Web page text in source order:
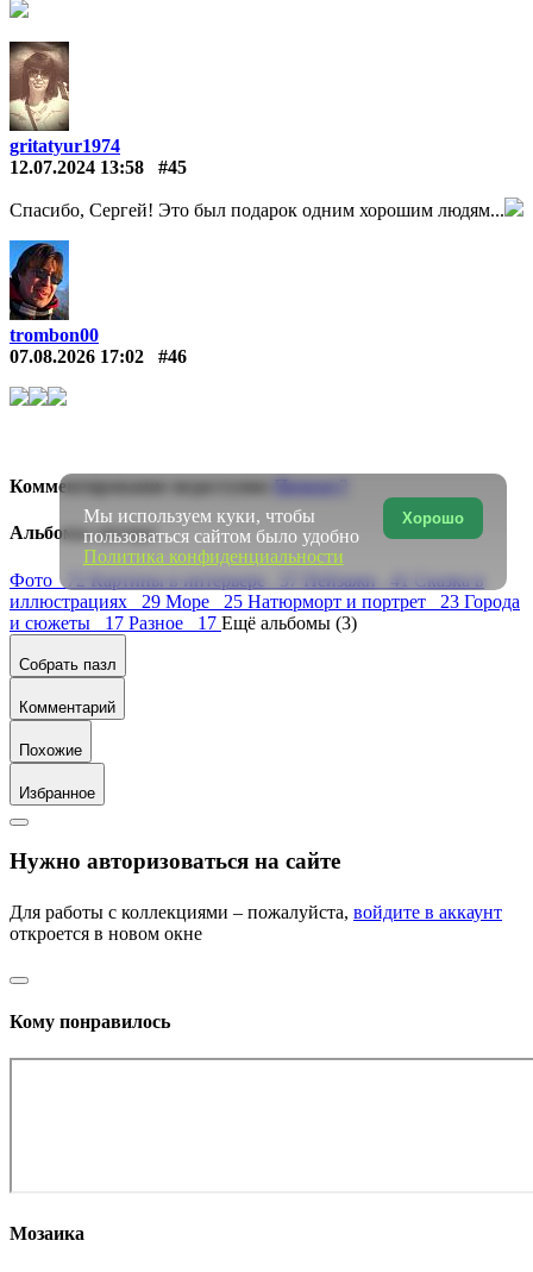
gritatyur1974
12.07.2024 13:58
#45
Спасибо, Сергей! Это был подарок одним хорошим людям...
trombon00
07.08.2026 17:02
#46
Комментирование недоступно Почему?
Альбомы автора
Фото 72 Картины в интерьере 57 Пейзажи 41 Сказка в
иллюстрациях 29 Море 25 Натюрморт и портрет 23 Города
и сюжеты 17 Разное 17 Ещё альбомы (3)
Собрать пазл
Комментарий
Похожие
Избранное
Нужно авторизоваться на сайте
Для работы с коллекциями – пожалуйста, войдите в аккаунт
откроется в новом окне
Кому понравилось
Мозаика
Хорошо
Мы используем куки, чтобы
пользоваться сайтом было удобно
Политика конфиденциальности